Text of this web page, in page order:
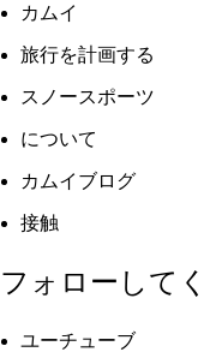
カムイ
旅行を計画する
スノースポーツ
について
カムイブログ
接触
フォローして
ユーチューブ